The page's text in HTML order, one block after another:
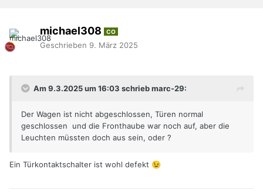
michael308 CO
Geschrieben 9. März 2025
Am 9.3.2025 um 16:03 schrieb marc-29:
Der Wagen ist nicht abgeschlossen, Türen normal
geschlossen und die Fronthaube war noch auf, aber die
Leuchten müssten doch aus sein, oder ?
Ein Türkontaktschalter ist wohl defekt 😉